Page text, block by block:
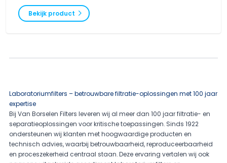
Van Borselen Filters levert niet-steriele PTFE syringe filters in
verschillende poriegroottes en diameters voor betrouwbare
laboratoriumfiltratie.
Bekijk product
Laboratoriumfilters – betrouwbare filtratie-oplossingen met 100 jaar
expertise
Bij Van Borselen Filters leveren wij al meer dan 100 jaar filtratie- en
separatieoplossingen voor kritische toepassingen. Sinds 1922
ondersteunen wij klanten met hoogwaardige producten en
technisch advies, waarbij betrouwbaarheid, reproduceerbaarheid
en proceszekerheid centraal staan. Deze ervaring vertalen wij ook